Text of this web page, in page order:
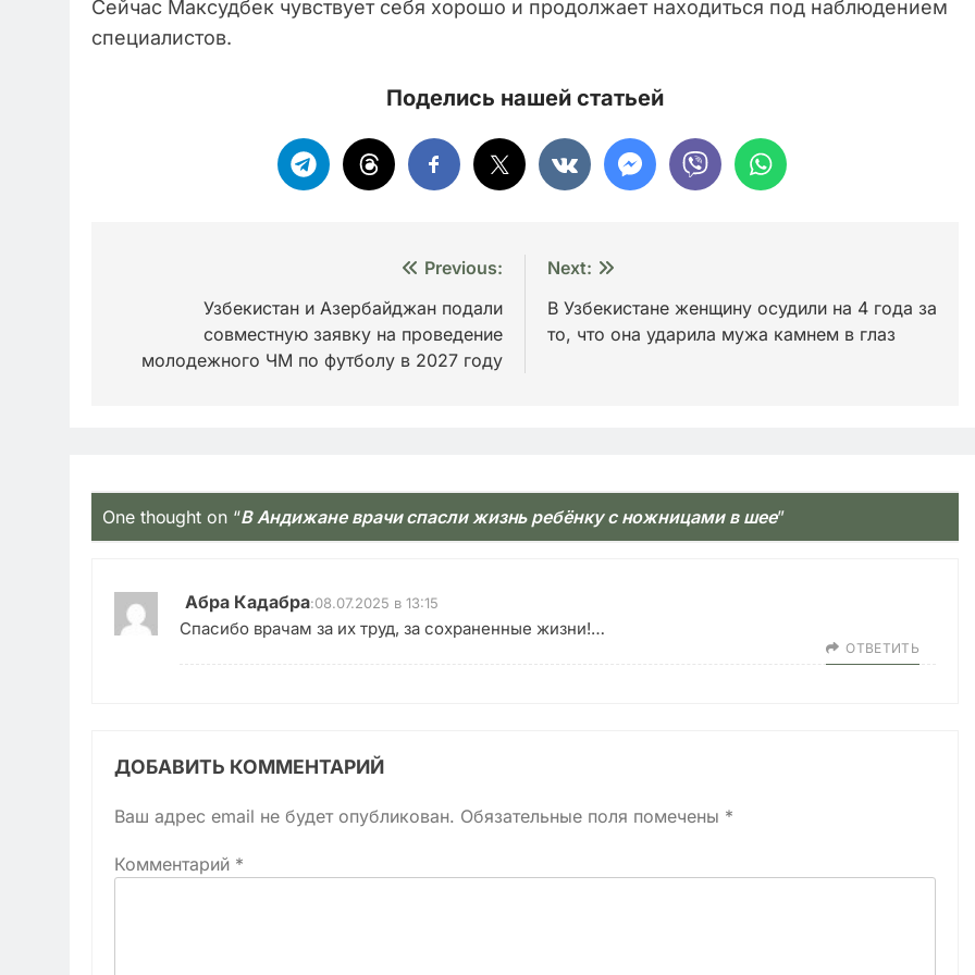
Сейчас Максудбек чувствует себя хорошо и продолжает находиться под наблюдением
специалистов.
Поделись нашей статьей
записям
Previous:
Узбекистан и Азербайджан подали
совместную заявку на проведение
молодежного ЧМ по футболу в 2027 году
Next:
В Узбекистане женщину осудили на 4 года за
то, что она ударила мужа камнем в глаз
One thought on “В Андижане врачи спасли жизнь ребёнку с ножницами в шее”
Абра Кадабра:08.07.2025 в 13:15
Спасибо врачам за их труд, за сохраненные жизни!…
ОТВЕТИТЬ
ДОБАВИТЬ КОММЕНТАРИЙ
Ваш адрес email не будет опубликован. Обязательные поля помечены *
Комментарий *